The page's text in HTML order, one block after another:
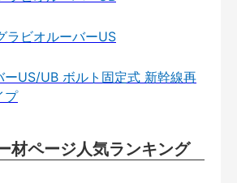
ラビオルーバーUS
ーUS/UB ボルト固定式 新幹線再
プ
材ページ人気ランキング